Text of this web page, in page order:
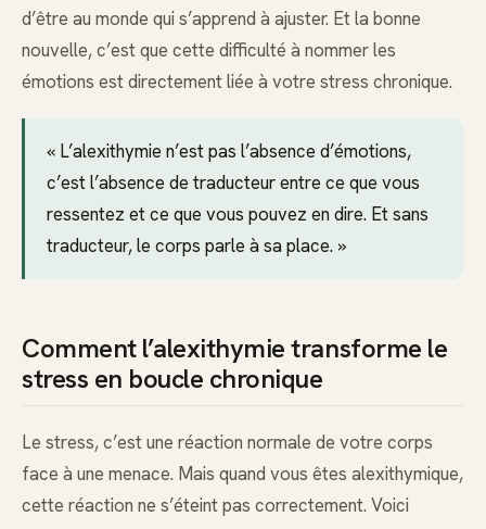
d’être au monde qui s’apprend à ajuster. Et la bonne
nouvelle, c’est que cette difficulté à nommer les
émotions est directement liée à votre stress chronique.
« L’alexithymie n’est pas l’absence d’émotions,
c’est l’absence de traducteur entre ce que vous
ressentez et ce que vous pouvez en dire. Et sans
traducteur, le corps parle à sa place. »
Comment l’alexithymie transforme le
stress en boucle chronique
Le stress, c’est une réaction normale de votre corps
face à une menace. Mais quand vous êtes alexithymique,
cette réaction ne s’éteint pas correctement. Voici